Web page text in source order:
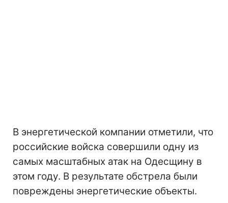
В энергетической компании отметили, что
российские войска совершили одну из
самых масштабных атак на Одесщину в
этом году. В результате обстрела были
повреждены энергетические объекты.